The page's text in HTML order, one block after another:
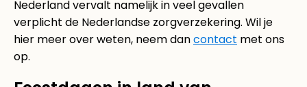
Nederland vervalt namelijk in veel gevallen
verplicht de Nederlandse zorgverzekering. Wil je
hier meer over weten, neem dancontact met ons
op.